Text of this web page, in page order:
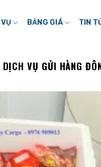
VỤ BẢNG GIÁ TIN
DỊCH VỤ GỬI HÀNG